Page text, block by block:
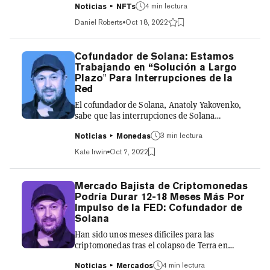
empresa matriz de Bored Ape Yacht Club, Yuga
Labs, por posibles violaciones de valores por la
venta de NFTs de Bored Ape, así como de
tokens de ApeCoin, según Bloomberg, citando
una fuente anónima. La noticia hizo caer a APE
más de un 10% y hace que algunos expertos
legales digan que el presidente de la Comisión
de Bolsa y Valores (SEC), Gary Gensler, está
ampliando cl...
Noticias NFTs
4 min lectura
Daniel Roberts Oct 18, 2022
Cofundador de Solana: Estamos
Trabajando en “Solución a Largo
Plazo" Para Interrupciones de la
Red
El cofundador de Solana, Anatoly Yakovenko,
sabe que las interrupciones de Solana
para la red podría estar en el horizonte. "Este
ha sido el mayor reto para nosotros, y la
prioridad número uno", dijo Yakovenko a
Decrypt en el episodio más reciente del
podcast gm. La joven prueba de la historia,
blockchain híbrida de prueba de participación
ha tenido cinco cortes importantes desde su
lanzamiento en 2020. De esos cinco, tres han
ocurrido este año—cada u...
Noticias Monedas
3 min lectura
Kate Irwin Oct 7, 2022
Mercado Bajista de Criptomonedas
Podría Durar 12-18 Meses Más Por
Impulso de la FED: Cofundador de
Solana
Han sido unos meses difíciles para las
criptomonedas tras el colapso de Terra en
embargo, los precios de las criptomonedas
Noticias Mercados
4 min lectura